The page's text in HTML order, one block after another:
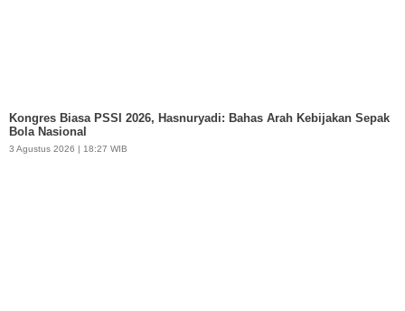
Kongres Biasa PSSI 2026, Hasnuryadi: Bahas Arah Kebijakan Sepak
Bola Nasional
3 Agustus 2026 | 18:27 WIB